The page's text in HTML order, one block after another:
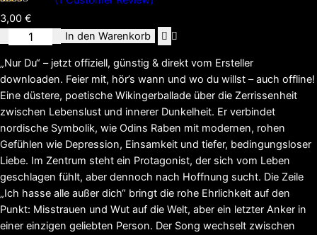
Bewertet
mit5.00
basierend
1
Kundenbewertung
3,00 €
Single
Du
1
bis
3
als
Bundle
Menge
In den Warenkorb
„Nur Du“ – jetzt offiziell, günstig & direkt vom Ersteller
downloaden. Feier mit, hör’s wann und wo du willst – auch offline!
Eine düstere, poetische Wikingerballade über die Zerrissenheit
zwischen Lebenslust und innerer Dunkelheit. Er verbindet
nordische Symbolik, wie Odins Raben mit modernen, rohen
Gefühlen wie Depression, Einsamkeit und tiefer, bedingungsloser
Liebe. Im Zentrum steht ein Protagonist, der sich vom Leben
geschlagen fühlt, aber dennoch nach Hoffnung sucht. Die Zeile
„Ich hasse alle außer dich“ bringt die rohe Ehrlichkeit auf den
Punkt: Misstrauen und Wut auf die Welt, aber ein letzter Anker in
einer einzigen geliebten Person. Der Song wechselt zwischen